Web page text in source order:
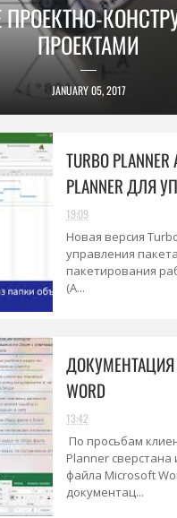
ПРОЕКТНО-
ПРОЕКТАМИ
JANUARY 05, 2017
И
TURBO
PLANNER ДЛЯ
19:09
Новая версия
управления
пакетирования
(A...
ДОКУМЕНТАЦИЯ
WORD
13:42
По просьбам
Planner
файла Microsoft
документац...